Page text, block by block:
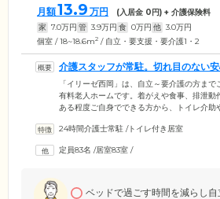
月額13.9 万円 (入居金 0円) + 介護保険料
家 7.0万円 管 3.9万円 食 0万円 他 3.0万円
個室 / 18~18.6m2 / 自立・要支援・要介護1・2
介護スタッフが常駐。切れ目のない
ただけます
「イリーゼ西岡」は、自立～要介護の方ま
有料老人ホームです。着がえや食事、排泄動
ある程度ご自身でできる方から、トイレ介助
お過ごしいただける環境。常に切れ目のない
に心配される夜間時には、ご希望や身体状況
24時間介護士常駐 /トイレ付き居室
定員83名 /居室83室 /
ベッドで過ごす時間を減らし自